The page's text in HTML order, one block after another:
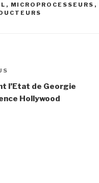
, MICROPROCESSEURS ,
l’Etat de Georgie
Hollywood